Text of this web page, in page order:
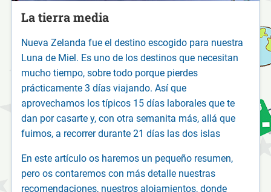
La tierra media
Nueva Zelanda fue el destino escogido para nuestra
Luna de Miel. Es uno de los destinos que necesitan
mucho tiempo, sobre todo porque pierdes
prácticamente 3 días viajando. Así que
aprovechamos los típicos 15 días laborales que te
dan por casarte y, con otra semanita más, allá que
fuimos, a recorrer durante 21 días las dos islas
En este artículo os haremos un pequeño resumen,
pero os contaremos con más detalle nuestras
recomendaciones, nuestros alojamientos, donde